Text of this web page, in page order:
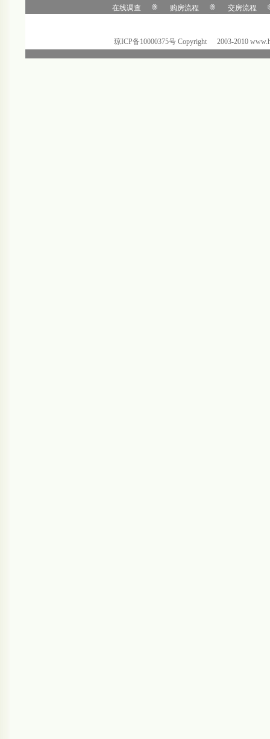
在线调查 购房流程 交房流程
琼ICP备10000375号 Copyright 2003-2010